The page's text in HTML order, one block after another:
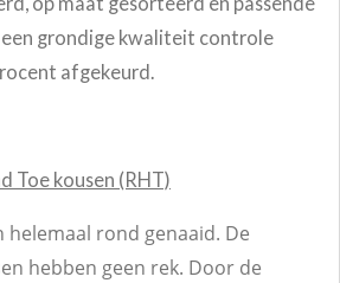
een grondige kwaliteit controle
afgekeurd.
Toe kousen (RHT)
helemaal rond genaaid. De
hebben geen rek. Door de